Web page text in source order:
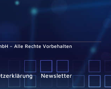
– Alle Rechte Vorbehalten
Newsletter